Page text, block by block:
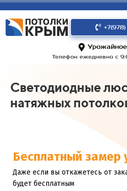
Урожайное
Телефон ежедневно с
Светодиодные
натяжных
Бесплатный замер
Даже если вы откажетесь от
будет бесплатным